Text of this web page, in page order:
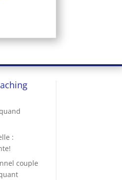
:
couple